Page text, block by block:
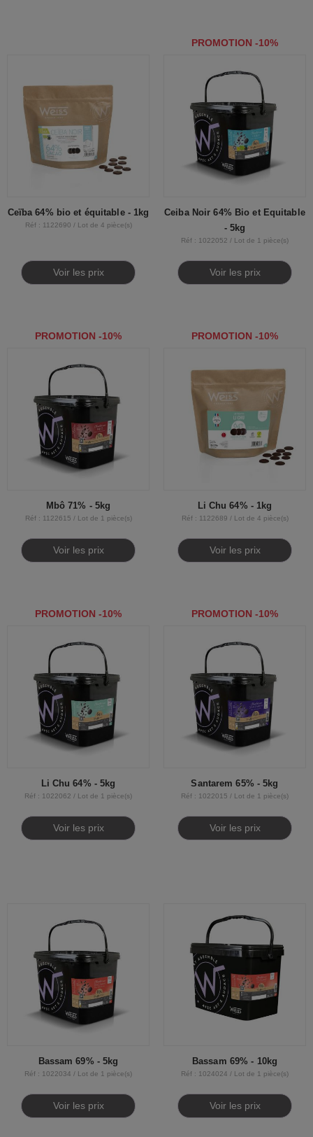
Ceïba 64% bio et équitable - 1kg
Réf : 1122690 / Lot de 4 pièce(s)
Voir les prix
PROMOTION -10%
Ceiba Noir 64% Bio et Equitable
- 5kg
Réf : 1022052 / Lot de 1 pièce(s)
Voir les prix
PROMOTION -10%
Mbô 71% - 5kg
Réf : 1122615 / Lot de 1 pièce(s)
Voir les prix
PROMOTION -10%
Li Chu 64% - 1kg
Réf : 1122689 / Lot de 4 pièce(s)
Voir les prix
PROMOTION -10%
Li Chu 64% - 5kg
Réf : 1022062 / Lot de 1 pièce(s)
Voir les prix
PROMOTION -10%
Santarem 65% - 5kg
Réf : 1022015 / Lot de 1 pièce(s)
Voir les prix
Bassam 69% - 5kg
Réf : 1022034 / Lot de 1 pièce(s)
Voir les prix
Bassam 69% - 10kg
Réf : 1024024 / Lot de 1 pièce(s)
Voir les prix